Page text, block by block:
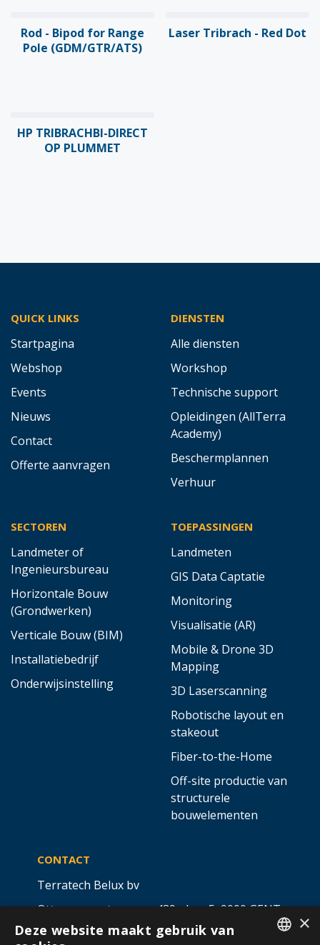
Rod - Bipod for Range
Pole (GDM/GTR/ATS)
Laser Tribrach - Red Dot
HP TRIBRACHBI-DIRECT
OP PLUMMET
QUICK LINKS
Startpagina
Webshop
Events
Nieuws
Contact
Offerte aanvragen
DIENSTEN
Alle diensten
Workshop
Technische support
Opleidingen (AllTerra
Academy)
Beschermplannen
Verhuur
SECTOREN
Landmeter of
Ingenieursbureau
Horizontale Bouw
(Grondwerken)
Verticale Bouw (BIM)
Installatiebedrijf
Onderwijsinstelling
TOEPASSINGEN
Landmeten
GIS Data Captatie
Monitoring
Visualisatie (AR)
Mobile & Drone 3D
Mapping
3D Laserscanning
Robotische layout en
stakeout
Fiber-to-the-Home
Off-site productie van
structurele
bouwelementen
CONTACT
Terratech Belux bv
Ottergemsesteenweg 439 - bus 5,9000 GENT
info@allterra-belux.com+32 9 430 25 30 ×
Deze website maakt gebruik van